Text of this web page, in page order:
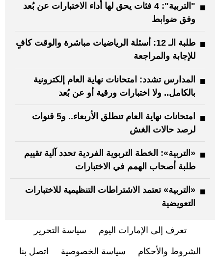
"التربية": 4 فئات يحق لها أداء الاختبارات عن بُعد
وفق ضوابط
طلبة الـ 12: أسئلة الرياضيات مباشرة والوقت كافٍ
للإجابة والمراجعة
المدارس تشدد: امتحانات نهاية العام إلكترونية
بالكامل.. ولا اختبارات ورقية أو عن بُعد
امتحانات نهاية العام تنطلق الأربعاء.. و5 قنوات
لرصد حالات الغش
«التربية»: الخطة التربوية الفردية تحدد آلية تقييم
طلبة أصحاب الهمم في الاختبارات
«التربية» تعتمد الاشتراطات التنظيمية للاختبارات
التعويضية
تعرف إلى الإمارات اليوم سياسة التحرير
الشروط والأحكام سياسة الخصوصية اتصل بنا